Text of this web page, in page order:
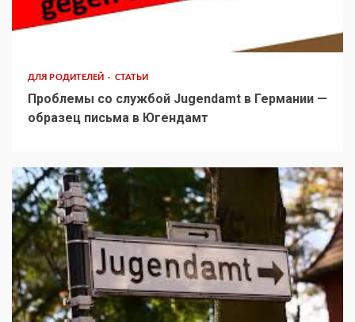
ДЛЯ РОДИТЕЛЕЙ СТАТЬИ
Проблемы со службой Jugendamt в Германии —
образец письма в Югендамт